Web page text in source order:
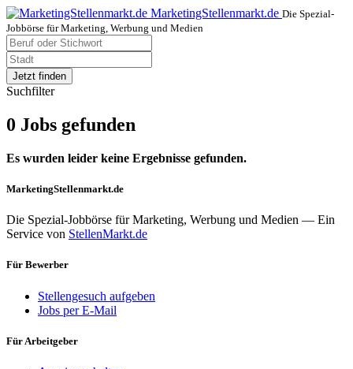
MarketingStellenmarkt.de Die Spezial-
Jobbörse für Marketing, Werbung und Medien
Jetzt finden
Suchfilter
0 Jobs gefunden
Es wurden leider keine Ergebnisse gefunden.
MarketingStellenmarkt.de
Die Spezial-Jobbörse für Marketing, Werbung und Medien — Ein
Service von StellenMarkt.de
Für Bewerber
Stellengesuch aufgeben
Jobs per E-Mail
Für Arbeitgeber